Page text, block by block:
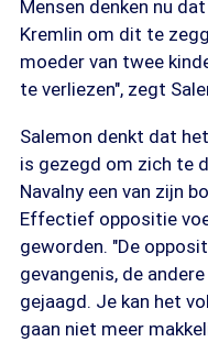
Mensen denken nu
Kremlin om dit te
moeder van twee
te verliezen", zegt
Salemon denkt dat
is gezegd om zich te
Navalny een van zijn
Effectief oppositie
geworden. "De
gevangenis, de
gejaagd. Je kan het
gaan niet meer